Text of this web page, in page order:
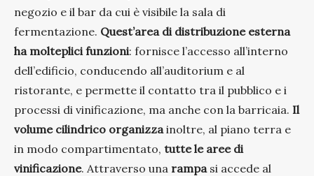
negozio e il bar da cui è visibile la sala di
fermentazione. Quest’area di distribuzione esterna
ha molteplici funzioni: fornisce l’accesso all’interno
dell’edificio, conducendo all’auditorium e al
ristorante, e permette il contatto tra il pubblico e i
processi di vinificazione, ma anche con la barricaia. Il
volume cilindrico organizza inoltre, al piano terra e
in modo compartimentato, tutte le aree di
vinificazione. Attraverso una rampa si accede al